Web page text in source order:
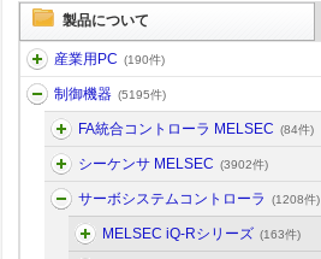
製品について
産業用PC (190件)
制御機器 (5195件)
FA統合コントローラ MELSEC (84件)
シーケンサ MELSEC (3902件)
サーボシステムコントローラ (1208件)
MELSEC iQ-Rシリーズ (163件)